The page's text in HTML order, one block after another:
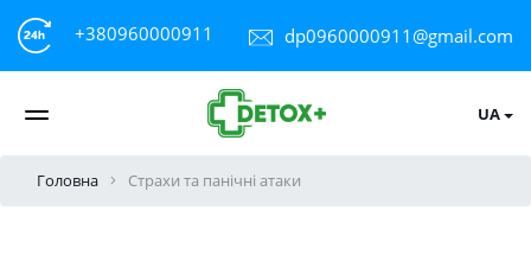
+380960000911 dp0960000911@gmail.com
UA
Головна Страхи та панічні атаки